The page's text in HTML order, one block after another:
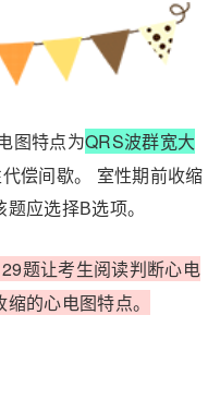
图特点为QRS波群宽大
偿间歇。
室性期前收缩
应选择B选项。
题让考生阅读判断心电
的心电图特点。